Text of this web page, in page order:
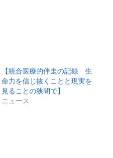
【統合医療的伴走の記録 生
命力を信じ抜くことと現実を
見ることの狭間で】
ニュース